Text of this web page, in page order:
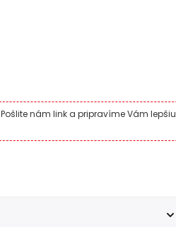
Pošlite nám link a pripravíme Vám lepšiu